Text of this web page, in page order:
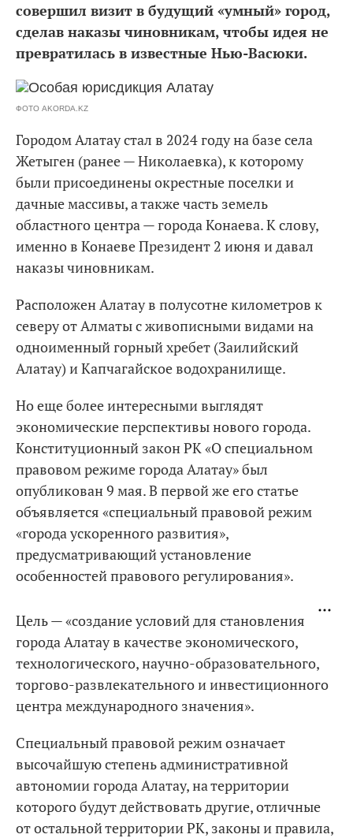
совершил визит в будущий «умный» город,
сделав наказы чиновникам, чтобы идея не
превратилась в известные Нью-Васюки.
ФОТО AKORDA.KZ
Городом Алатау стал в 2024 году на базе села
Жетыген (ранее — Николаевка), к которому
были присоединены окрестные поселки и
дачные массивы, а также часть земель
областного центра — города Конаева. К слову,
именно в Конаеве Президент 2 июня и давал
наказы чиновникам.
Расположен Алатау в полусотне километров к
северу от Алматы с живописными видами на
одноименный горный хребет (Заилийский
Алатау) и Капчагайское водохранилище.
Но еще более интересными выглядят
экономические перспективы нового города.
Конституционный закон РК «О специальном
правовом режиме города Алатау» был
опубликован 9 мая. В первой же его статье
объявляется «специальный правовой режим
«города ускоренного развития»,
предусматривающий установление
особенностей правового регулирования».
Цель — «создание условий для становления
города Алатау в качестве экономического,
технологического, научно-образовательного,
торгово-развлекательного и инвестиционного
центра международного значения».
Специальный правовой режим означает
высочайшую степень административной
автономии города Алатау, на территории
которого будут действовать другие, отличные
от остальной территории РК, законы и правила,